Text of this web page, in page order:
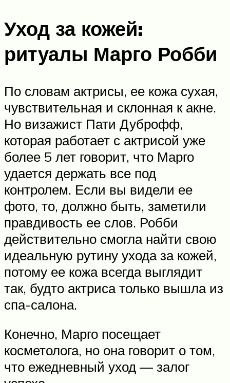
Уход за кожей:
ритуалы Марго Робби
По словам актрисы, ее кожа сухая,
чувствительная и склонная к акне.
Но визажист Пати Дуброфф,
которая работает с актрисой уже
более 5 лет говорит, что Марго
удается держать все под
контролем. Если вы видели ее
фото, то, должно быть, заметили
правдивость ее слов. Робби
действительно смогла найти свою
идеальную рутину ухода за кожей,
потому ее кожа всегда выглядит
так, будто актриса только вышла из
спа-салона.
Конечно, Марго посещает
косметолога, но она говорит о том,
что ежедневный уход — залог